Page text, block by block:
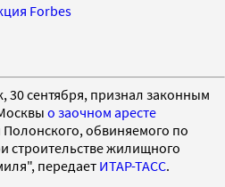
Forbes
30 сентября, признал законным
о заочном аресте
обвиняемого по
строительстве жилищного
передает ИТАР-ТАСС.